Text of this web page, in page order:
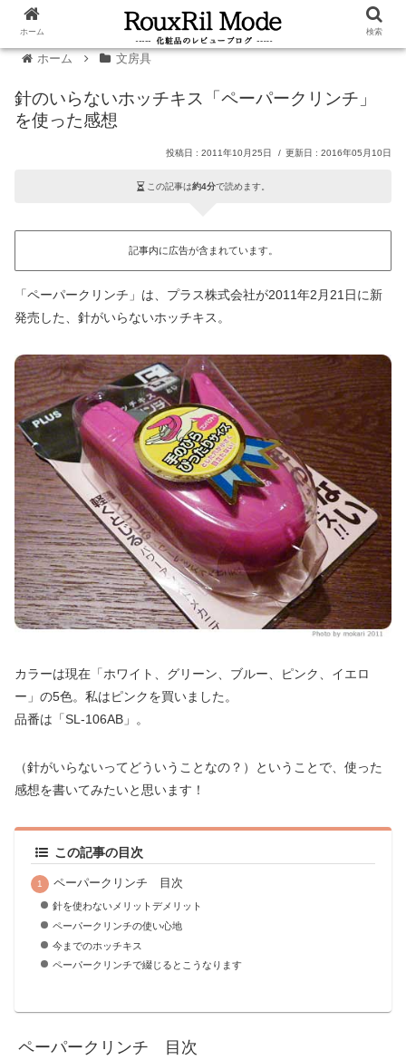
ホーム 文房具
針のいらないホッチキス「ペーパークリンチ」
を使った感想
2011年10月25日 2016年05月10日
この記事は約4分で読めます。
記事内に広告が含まれています。
「ペーパークリンチ」は、プラス株式会社が2011年2月21日に新
発売した、針がいらないホッチキス。
カラーは現在「ホワイト、グリーン、ブルー、ピンク、イエロ
ー」の5色。私はピンクを買いました。
品番は「SL-106AB」。
（針がいらないってどういうことなの？）ということで、使った
感想を書いてみたいと思います！
この記事の目次
ペーパークリンチ 目次
針を使わないメリットデメリット
ペーパークリンチの使い心地
今までのホッチキス
ペーパークリンチで綴じるとこうなります
ペーパークリンチ 目次
ホーム 検索